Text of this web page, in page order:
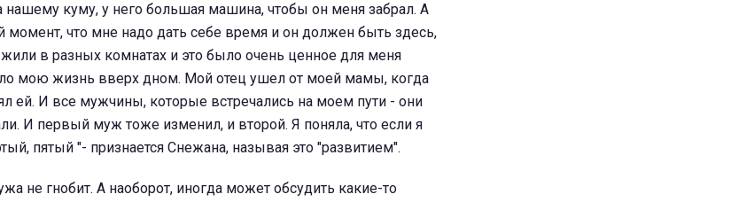
нашему куму, у него большая машина, чтобы он меня забрал. А
момент, что мне надо дать себе время и он должен быть здесь,
в разных комнатах и это было очень ценное для меня
мою жизнь вверх дном. Мой отец ушел от моей мамы, когда
ей. И все мужчины, которые встречались на моем пути - они
И первый муж тоже изменил, и второй. Я поняла, что если я
пятый "- признается Снежана, называя это "развитием".
не гнобит. А наоборот, иногда может обсудить какие-то